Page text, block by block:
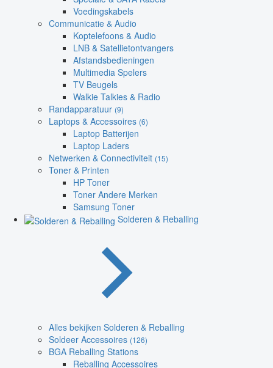
Voedingskabels
Communicatie & Audio
Koptelefoons & Audio
LNB & Satellietontvangers
Afstandsbedieningen
Multimedia Spelers
TV Beugels
Walkie Talkies & Radio
Randapparatuur (9)
Laptops & Accessoires (6)
Laptop Batterijen
Laptop Laders
Netwerken & Connectiviteit (15)
Toner & Printen
HP Toner
Toner Andere Merken
Samsung Toner
Solderen & Reballing
Alles bekijken Solderen & Reballing
Soldeer Accessoires (126)
BGA Reballing Stations
Reballing Accessoires